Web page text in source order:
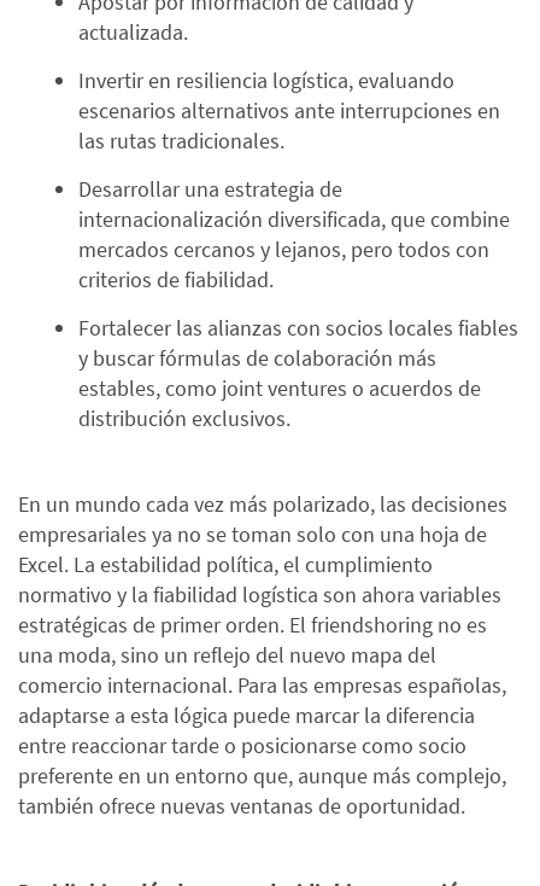
actualizada.
Invertir en resiliencia logística, evaluando
escenarios alternativos ante interrupciones en
las rutas tradicionales.
Desarrollar una estrategia de
internacionalización diversificada, que combine
mercados cercanos y lejanos, pero todos con
criterios de fiabilidad.
Fortalecer las alianzas con socios locales fiables
y buscar fórmulas de colaboración más
estables, como joint ventures o acuerdos de
distribución exclusivos.
En un mundo cada vez más polarizado, las decisiones
empresariales ya no se toman solo con una hoja de
Excel. La estabilidad política, el cumplimiento
normativo y la fiabilidad logística son ahora variables
estratégicas de primer orden. El friendshoring no es
una moda, sino un reflejo del nuevo mapa del
comercio internacional. Para las empresas españolas,
adaptarse a esta lógica puede marcar la diferencia
entre reaccionar tarde o posicionarse como socio
preferente en un entorno que, aunque más complejo,
también ofrece nuevas ventanas de oportunidad.